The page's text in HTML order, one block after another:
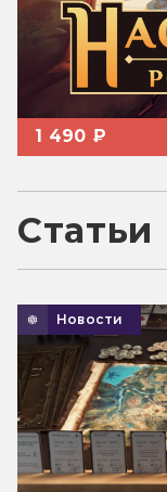
1 490 ₽
Статьи
Новости